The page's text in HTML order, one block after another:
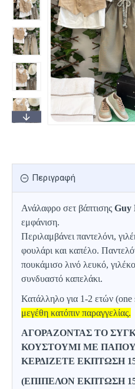
Περιγραφή
Ανάλαφρο σετ βάπτισης Guy
εμφάνιση.
Περιλαμβάνει παντελόνι,
φουλάρι και καπέλο.
πουκάμισο λινό λευκό,
συνδυαστό καπελάκι.
Κατάλληλο για 1-2 ετών (one
μεγέθη κατόπιν παραγγελίας.
ΑΓΟΡΑΖΟΝΤΑΣ ΤΟ
ΚΟΥΣΤΟΥΜΙ ΜΕ
ΚΕΡΔΙΖΕΤΕ ΕΚΠΤΩΣΗ
(ΕΠΙΠΕΛΟΝ ΕΚΠΤΩΣΗ